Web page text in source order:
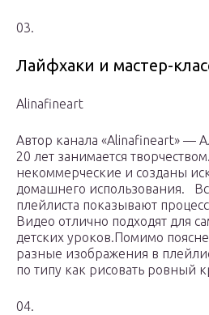
03.
Лайфхаки и мастер-
Alinafineart
Автор канала «Alinafineart» —
20 лет занимается
некоммерческие и созданы
домашнего
плейлиста показывают
Видео отлично подходят для
детских уроков.Помимо
разные изображения в
по типу как рисовать ровный
04.